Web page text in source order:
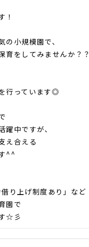
！
小規模園で、
育をしてみませんか？？
行っています◎
中ですが、
え合える
^^
り上げ制度あり」など
園で
☆彡